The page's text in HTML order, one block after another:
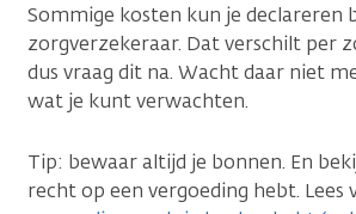
Sommige kosten kun je declareren
zorgverzekeraar. Dat verschilt per
dus vraag dit na. Wacht daar niet
wat je kunt verwachten.
Tip: bewaar altijd je bonnen. En
recht op een vergoeding hebt. Lees